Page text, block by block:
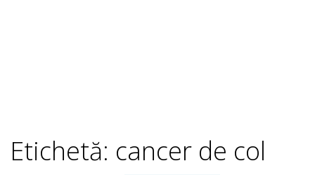
Etichetă: cancer de col